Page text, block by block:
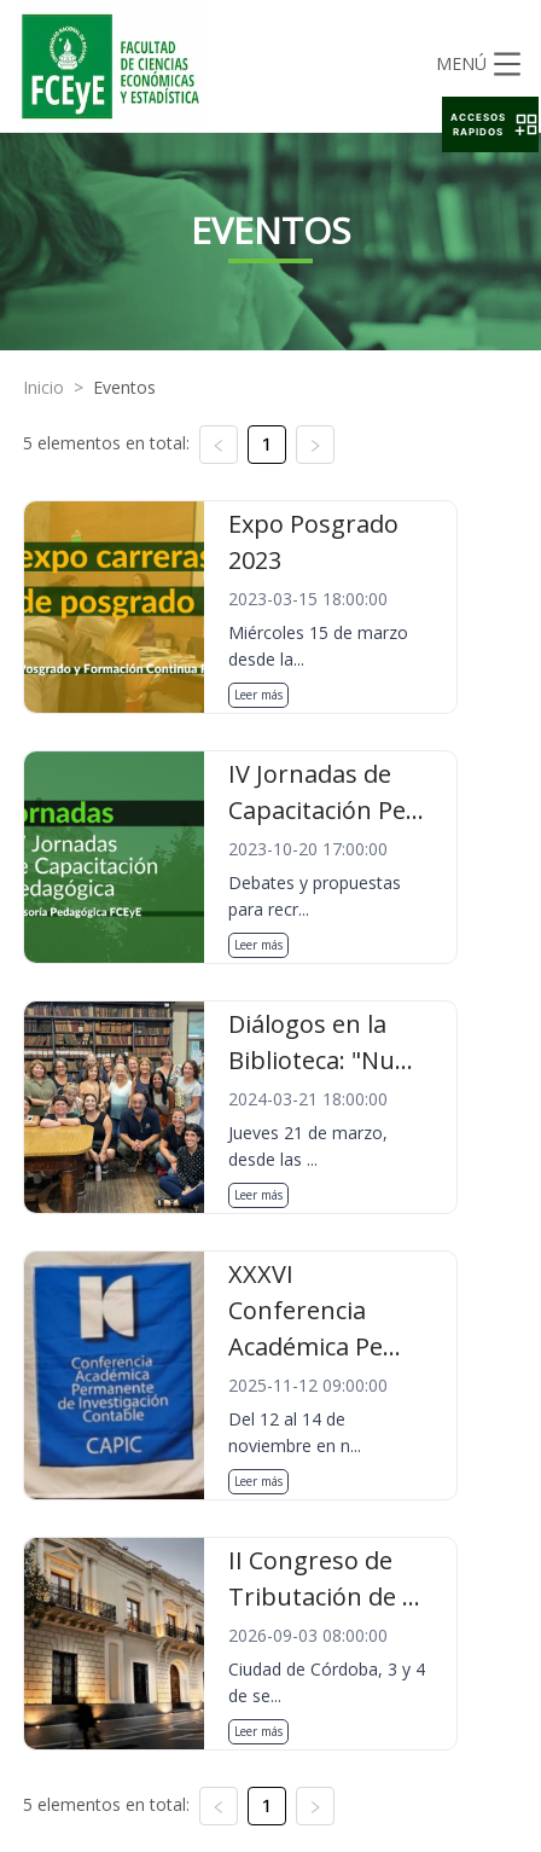
MENÚ
EVENTOS
Inicio > Eventos
5 elementos en total: 1
Expo Posgrado
2023
2023-03-15 18:00:00
Miércoles 15 de marzo
desde la...
Leer más
IV Jornadas de
Capacitación Pe...
2023-10-20 17:00:00
Debates y propuestas
para recr...
Leer más
Diálogos en la
Biblioteca: "Nu...
2024-03-21 18:00:00
Jueves 21 de marzo,
desde las ...
Leer más
XXXVI
Conferencia
Académica Pe...
2025-11-12 09:00:00
Del 12 al 14 de
noviembre en n...
Leer más
II Congreso de
Tributación de ...
2026-09-03 08:00:00
Ciudad de Córdoba, 3 y 4
de se...
Leer más
5 elementos en total: 1
ACCESOS
RAPIDOS